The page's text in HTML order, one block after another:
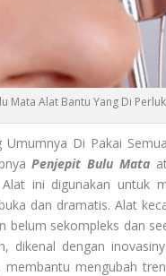
Mata Alat Bantu Yang Di
Umumnya Di Pakai
Penjepit Bulu Mata
ini digunakan untuk
dan dramatis. Alat
belum sekompleks dan
dikenal dengan
mengubah